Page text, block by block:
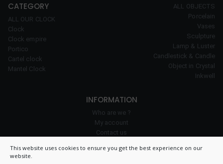
This website uses cookies to ensure you get the best experience on our
website.
CATEGORY
ALL OUR CLOCK
Clock
Clock empire
Portico
Cartel clock
Mantel Clock
ALL OBJECTS
Porcelain
Vases
Sculpture
Lamp & Luster
Candlestick & Candle
Object in Crystal
Inkwell
INFORMATION
Who are we ?
My account
Contact us
Cookie policy